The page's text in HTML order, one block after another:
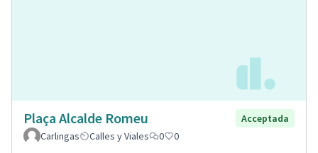
Plaça Alcalde Romeu
Acceptada
Carlingas
Calles y Viales 0 0